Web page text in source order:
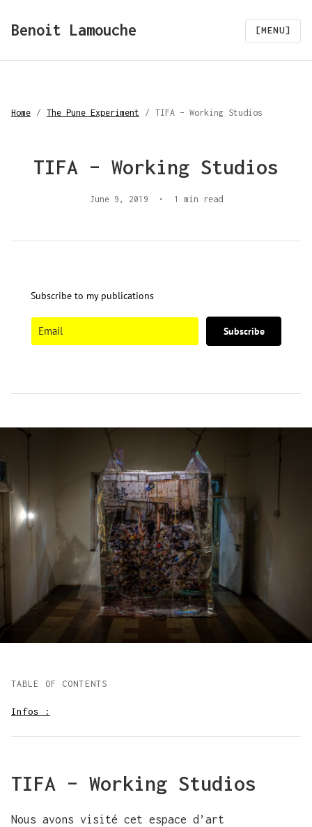
Benoit Lamouche [MENU]
Home / The Pune Experiment / TIFA – Working Studios
TIFA – Working Studios
June 9, 2019 • 1 min read
Subscribe to my publications
Subscribe
TABLE OF CONTENTS
Infos :
TIFA – Working Studios
Nous avons visité cet espace d’art